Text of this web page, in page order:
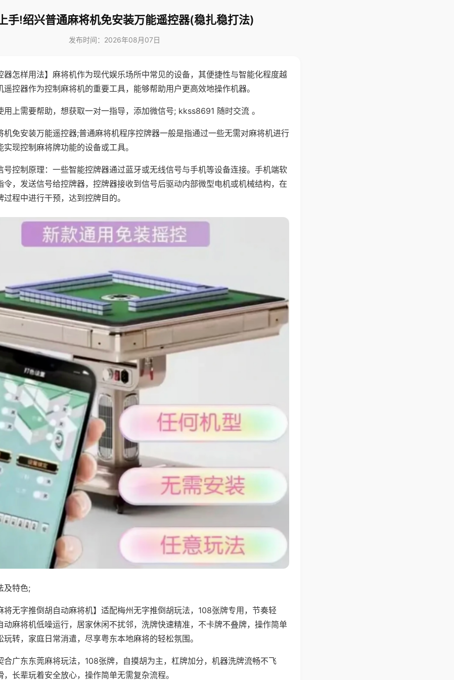
手!绍兴普通麻将机免安装万能遥控器(稳扎稳打法)
发布时间：2026年08月07日
器怎样用法】麻将机作为现代娱乐场所中常见的设备，其便捷性与智能化程度越
遥控器作为控制麻将机的重要工具，能够帮助用户更高效地操作机器。
用上需要帮助，想获取一对一指导，添加微信号; kkss8691 随时交流 。
机免安装万能遥控器;普通麻将机程序控牌器一般是指通过一些无需对麻将机进行
现控制麻将牌功能的设备或工具。
号控制原理：一些智能控牌器通过蓝牙或无线信号与手机等设备连接。手机端软
令，发送信号给控牌器，控牌器接收到信号后驱动内部微型电机或机械结构，在
程中进行干预，达到控牌目的。
及特色;
将无字推倒胡自动麻将机】适配梅州无字推倒胡玩法，108张牌专用，节奏轻
动麻将机低噪运行，居家休闲不扰邻，洗牌快速精准，不卡牌不叠牌，操作简单
转，家庭日常消遣，尽享粤东本地麻将的轻松氛围。
合广东东莞麻将玩法，108张牌，自摸胡为主，杠牌加分，机器洗牌流畅不飞
长辈玩着安全放心，操作简单无需复杂流程。